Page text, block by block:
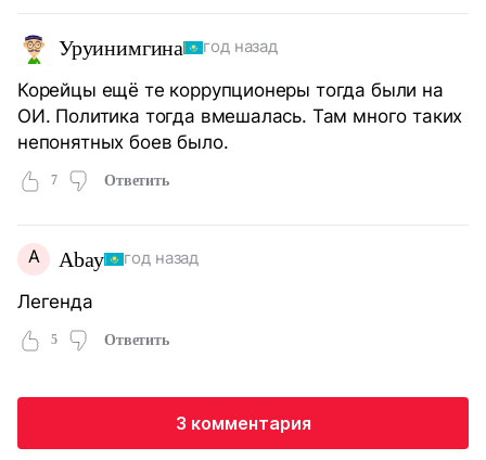
Уруинимгина год назад
Корейцы ещё те коррупционеры тогда были на
ОИ. Политика тогда вмешалась. Там много таких
непонятных боев было.
7 Ответить
A Abay год назад
Легенда
5 Ответить
3 комментария